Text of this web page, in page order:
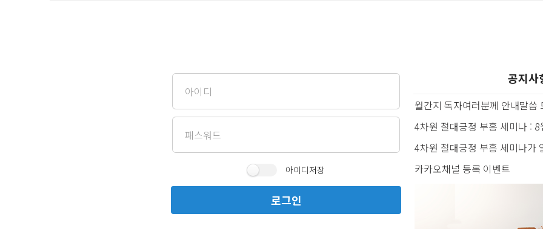
아이디저장
로그인
공지사
월간지 독자여러분께 안내말씀
4차원 절대긍정 부흥 세미나 :
4차원 절대긍정 부흥 세미나가
카카오채널 등록 이벤트